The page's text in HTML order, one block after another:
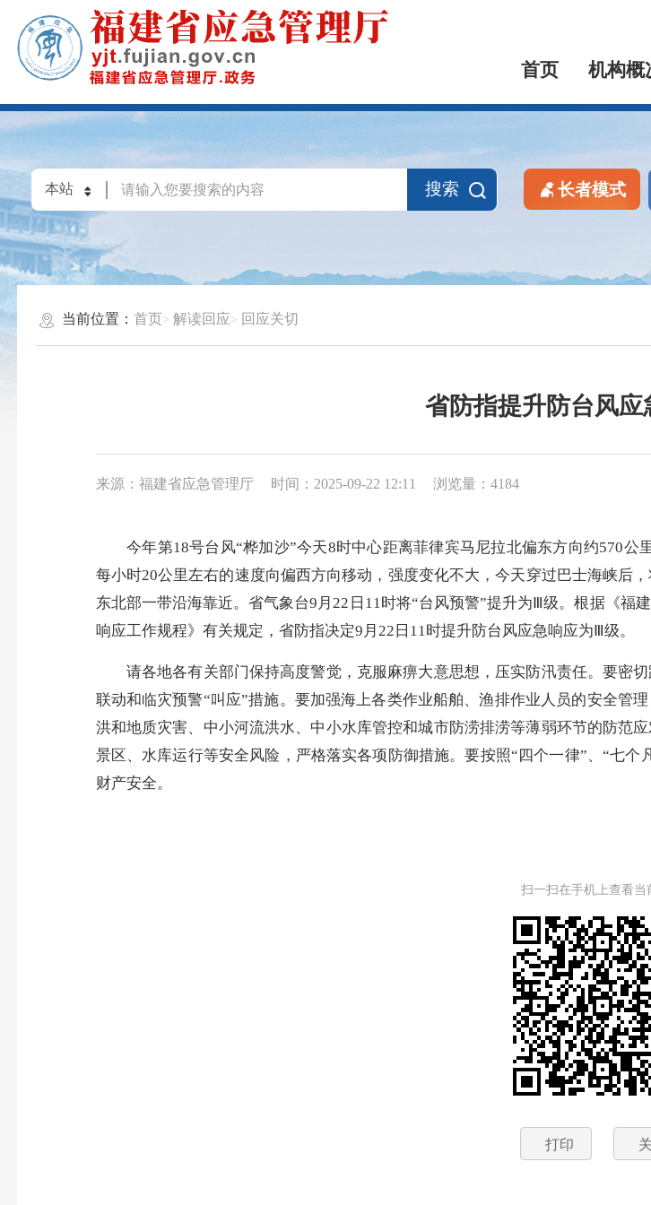
首页 机构概
搜索 长者模式
当前位置：首页 解读回应 回应关切
省防指提升防台风
来源：福建省应急管理厅 时间：2025-09-22 12:11 浏览量：4184
今年第18号台风“桦加沙”今天8时中心距离菲律宾马尼拉北偏东方向约570公
每小时20公里左右的速度向偏西方向移动，强度变化不大，今天穿过巴士海峡后
东北部一带沿海靠近。省气象台9月22日11时将“台风预警”提升为Ⅲ级。根据《福
响应工作规程》有关规定，省防指决定9月22日11时提升防台风应急响应为Ⅲ级。
请各地各有关部门保持高度警觉，克服麻痹大意思想，压实防汛责任。要密
联动和临灾预警“叫应”措施。要加强海上各类作业船舶、渔排作业人员的安全管
洪和地质灾害、中小河流洪水、中小水库管控和城市防涝排涝等薄弱环节的防范
景区、水库运行等安全风险，严格落实各项防御措施。要按照“四个一律”、“七
财产安全。
扫一扫在手机上查看当
打印